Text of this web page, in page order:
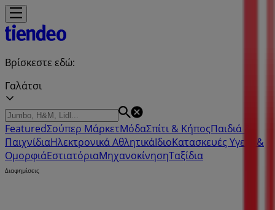
Βρίσκεστε εδώ:
Γαλάτσι
FeaturedΣούπερ ΜάρκετΜόδαΣπίτι & ΚήποςΠαιδιά &
ΠαιχνίδιαΗλεκτρονικάΑθλητικάΙδιοΚατασκευές Υγεία &
ΟμορφιάΕστιατόριαΜηχανοκίνησηΤαξίδια
Διαφημίσεις